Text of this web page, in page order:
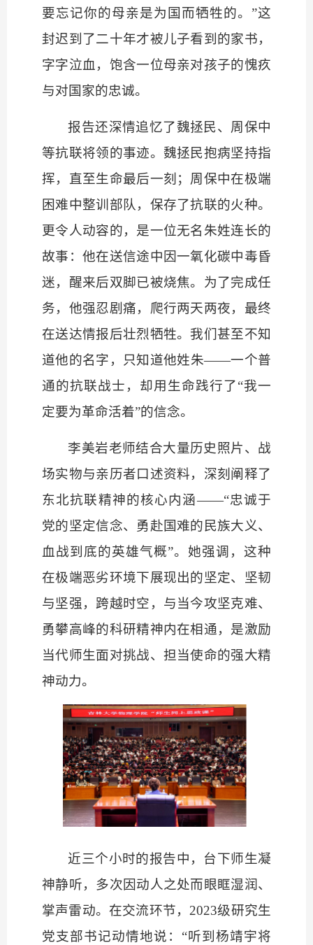
要忘记你的母亲是为国而牺牲的。”这
封迟到了二十年才被儿子看到的家书，
字字泣血，饱含一位母亲对孩子的愧疚
与对国家的忠诚。
报告还深情追忆了魏拯民、周保中
等抗联将领的事迹。魏拯民抱病坚持指
挥，直至生命最后一刻；周保中在极端
困难中整训部队，保存了抗联的火种。
更令人动容的，是一位无名朱姓连长的
故事：他在送信途中因一氧化碳中毒昏
迷，醒来后双脚已被烧焦。为了完成任
务，他强忍剧痛，爬行两天两夜，最终
在送达情报后壮烈牺牲。我们甚至不知
道他的名字，只知道他姓朱——一个普
通的抗联战士，却用生命践行了“我一
定要为革命活着”的信念。
李美岩老师结合大量历史照片、战
场实物与亲历者口述资料，深刻阐释了
东北抗联精神的核心内涵——“忠诚于
党的坚定信念、勇赴国难的民族大义、
血战到底的英雄气概”。她强调，这种
在极端恶劣环境下展现出的坚定、坚韧
与坚强，跨越时空，与当今攻坚克难、
勇攀高峰的科研精神内在相通，是激励
当代师生面对挑战、担当使命的强大精
神动力。
近三个小时的报告中，台下师生凝
神静听，多次因动人之处而眼眶湿润、
掌声雷动。在交流环节，2023级研究生
党支部书记动情地说：“听到杨靖宇将